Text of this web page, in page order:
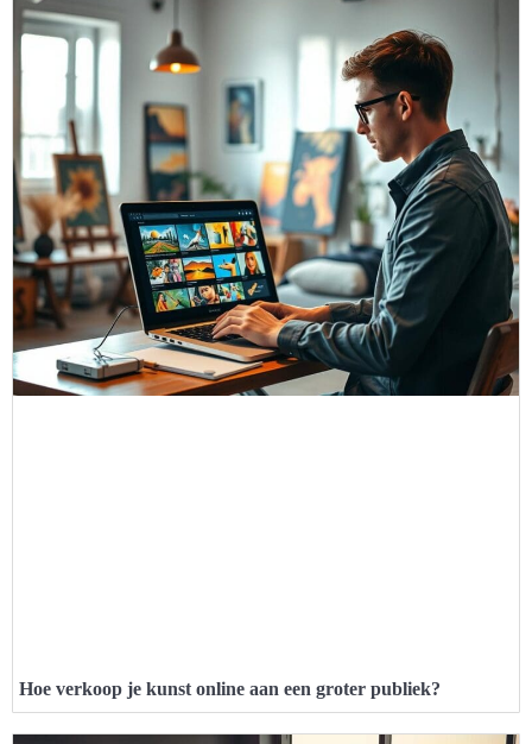
Hoe verkoop je kunst online aan een groter publiek?